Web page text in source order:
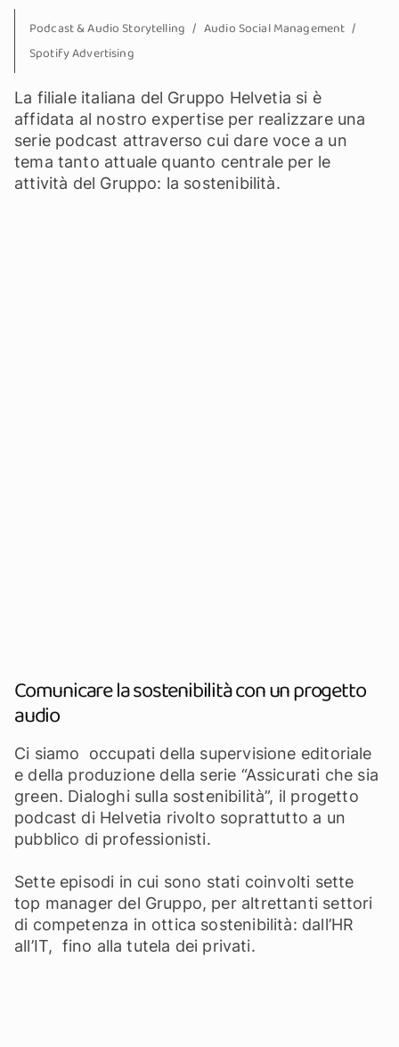
Podcast & Audio Storytelling
Audio Social Management
Spotify Advertising
La filiale italiana del Gruppo Helvetia si è
affidata al nostro expertise per realizzare una
serie podcast attraverso cui dare voce a un
tema tanto attuale quanto centrale per le
attività del Gruppo: la sostenibilità.
Comunicare la sostenibilità con un progetto
audio
Ci siamo occupati della supervisione editoriale
e della produzione della serie “Assicurati che sia
green. Dialoghi sulla sostenibilità”, il progetto
podcast di Helvetia rivolto soprattutto a un
pubblico di professionisti.
Sette episodi in cui sono stati coinvolti sette
top manager del Gruppo, per altrettanti settori
di competenza in ottica sostenibilità: dall’HR
all’IT, fino alla tutela dei privati.